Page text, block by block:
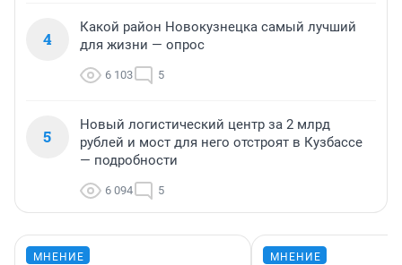
4
Какой район Новокузнецка самый лучший
для жизни — опрос
6 103 5
5
Новый логистический центр за 2 млрд
рублей и мост для него отстроят в Кузбассе
— подробности
6 094 5
МНЕНИЕ МНЕНИЕ